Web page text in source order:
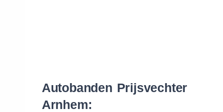
Autobanden Prijsvechter
Arnhem: